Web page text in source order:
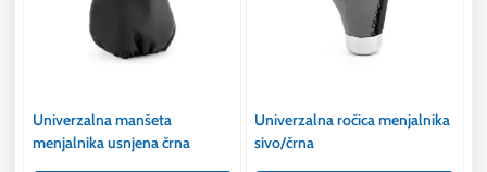
Univerzalna manšeta
menjalnika usnjena črna
Univerzalna ročica menjalnika
sivo/črna